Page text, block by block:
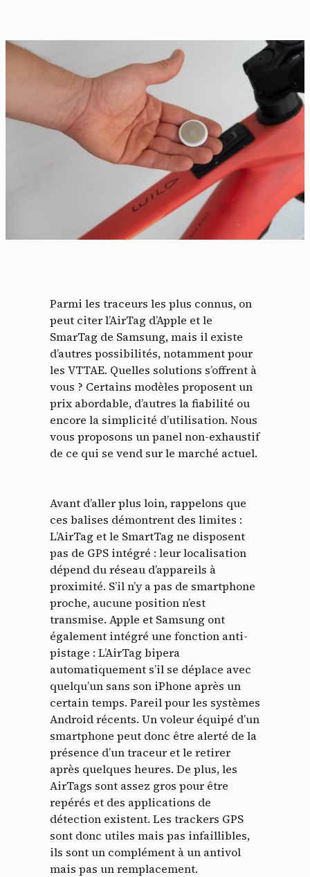
Parmi les traceurs les plus connus, on
peut citer l’AirTag d’Apple et le
SmarTag de Samsung, mais il existe
d’autres possibilités, notamment pour
les VTTAE. Quelles solutions s’offrent à
vous ? Certains modèles proposent un
prix abordable, d’autres la fiabilité ou
encore la simplicité d’utilisation. Nous
vous proposons un panel non-exhaustif
de ce qui se vend sur le marché actuel.
Avant d’aller plus loin, rappelons que
ces balises démontrent des limites :
L’AirTag et le SmartTag ne disposent
pas de GPS intégré : leur localisation
dépend du réseau d’appareils à
proximité. S’il n’y a pas de smartphone
proche, aucune position n’est
transmise. Apple et Samsung ont
également intégré une fonction anti-
pistage : L’AirTag bipera
automatiquement s’il se déplace avec
quelqu’un sans son iPhone après un
certain temps. Pareil pour les systèmes
Android récents. Un voleur équipé d’un
smartphone peut donc être alerté de la
présence d’un traceur et le retirer
après quelques heures. De plus, les
AirTags sont assez gros pour être
repérés et des applications de
détection existent. Les trackers GPS
sont donc utiles mais pas infaillibles,
ils sont un complément à un antivol
mais pas un remplacement.